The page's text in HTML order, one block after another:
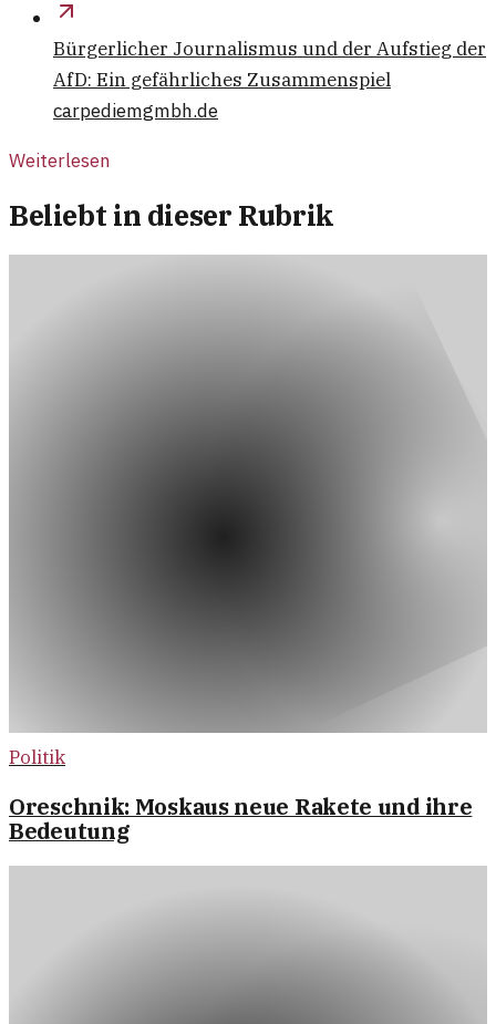
Bürgerlicher Journalismus und der Aufstieg der
AfD: Ein gefährliches Zusammenspiel
carpediemgmbh.de
Weiterlesen
Beliebt in dieser Rubrik
Politik
Oreschnik: Moskaus neue Rakete und ihre
Bedeutung